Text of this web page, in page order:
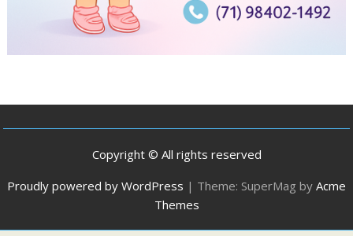
Copyright © All rights reserved
Proudly powered by WordPress | Theme: SuperMag by Acme
Themes